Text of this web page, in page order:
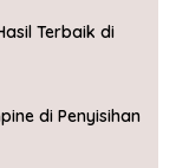
Terbaik di
di Penyisihan